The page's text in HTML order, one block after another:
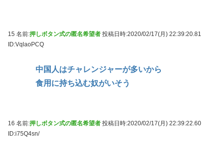
15 名前:押しボタン式の匿名希望者 投稿日時:2020/02/17(月) 22:39:20.81
ID:VqlaoPCQ
中国人はチャレンジャーが多いから
食用に持ち込む奴がいそう
16 名前:押しボタン式の匿名希望者 投稿日時:2020/02/17(月) 22:39:22.60
ID:i75Q4sn/